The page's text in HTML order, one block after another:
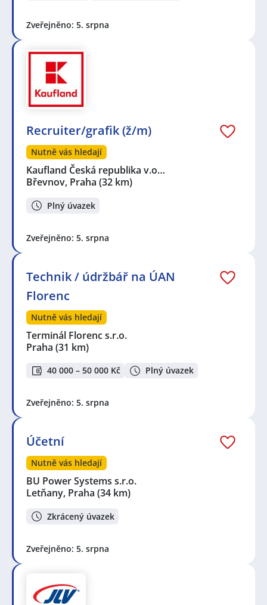
Zveřejněno: 5. srpna
Recruiter/grafik (ž/m)
Nutně vás hledají
Kaufland Česká republika v.o…
Břevnov, Praha (32 km)
Plný úvazek
Zveřejněno: 5. srpna
Technik / údržbář na ÚAN
Florenc
Nutně vás hledají
Terminál Florenc s.r.o.
Praha (31 km)
40 000 – 50 000 Kč Plný úvazek
Zveřejněno: 5. srpna
Účetní
Nutně vás hledají
BU Power Systems s.r.o.
Letňany, Praha (34 km)
Zkrácený úvazek
Zveřejněno: 5. srpna